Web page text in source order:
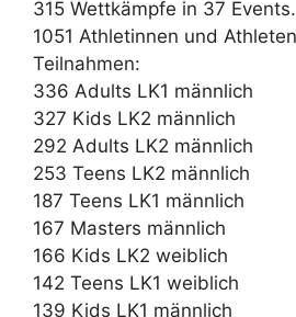
315 Wettkämpfe in 37 Events.
1051 Athletinnen und
Teilnahmen:
336 Adults LK1 männlich
327 Kids LK2 männlich
292 Adults LK2 männlich
253 Teens LK2 männlich
187 Teens LK1 männlich
167 Masters männlich
166 Kids LK2 weiblich
142 Teens LK1 weiblich
139 Kids LK1 männlich